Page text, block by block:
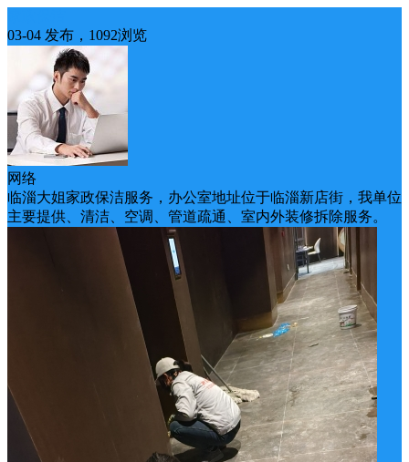
03-04 发布，1092浏览
网络
临淄大姐家政保洁服务，办公室地址位于临淄新店街，我单位
主要提供、清洁、空调、管道疏通、室内外装修拆除服务。